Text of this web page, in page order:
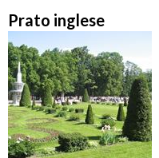
Prato inglese